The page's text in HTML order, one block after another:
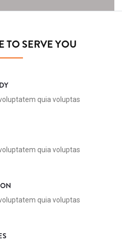
TO SERVE YOU
quia voluptas
quia voluptas
quia voluptas